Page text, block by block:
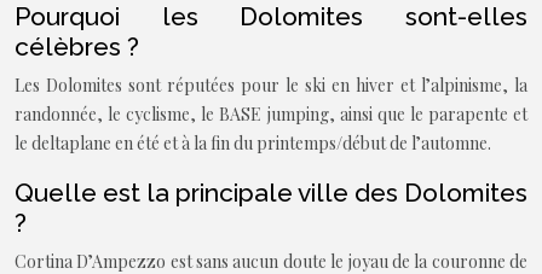
Pourquoi les Dolomites sont-elles
célèbres ?
Les Dolomites sont réputées pour le ski en hiver et l’alpinisme, la
randonnée, le cyclisme, le BASE jumping, ainsi que le parapente et
le deltaplane en été et à la fin du printemps/début de l’automne.
Quelle est la principale ville des Dolomites
?
Cortina D’Ampezzo est sans aucun doute le joyau de la couronne de